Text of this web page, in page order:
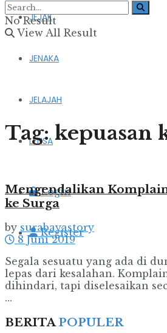
JEJAK
JENAKA
JELAJAH
LENSA
Login
Register
No Result
View All Result
Tag:kepuasan
Mengendalikan
ke Surga
by surabayastory
8 Juni 2019
Segala sesuatu yang ada di
lepas dari kesalahan.
dihindari, tapi diselesaikan
...
BERITAPOPULER